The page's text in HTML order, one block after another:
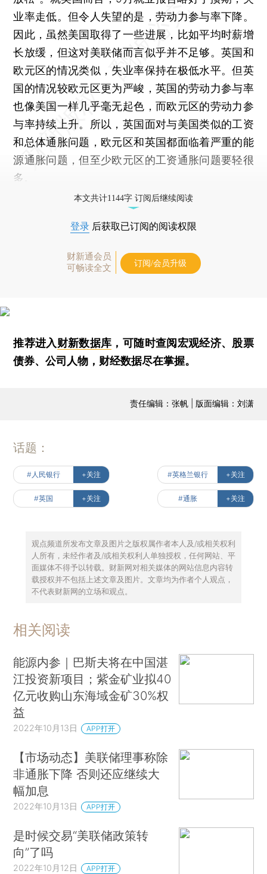
业率走低。但令人失望的是，劳动力参与率下降。
因此，虽然美国取得了一些进展，比如平均时薪增
长放缓，但这对美联储而言似乎并不足够。英国和
欧元区的情况类似，失业率保持在极低水平。但英
国的情况较欧元区更为严峻，英国的劳动力参与率
也像美国一样几乎毫无起色，而欧元区的劳动力参
与率持续上升。所以，英国面对与美国类似的工资
和总体通胀问题，欧元区和英国都面临着严重的能
源通胀问题，但至少欧元区的工资通胀问题要轻很
多。
本文共计1144字 订阅后继续阅读
登录 后获取已订阅的阅读权限
财新通会员
可畅读全文
订阅/会员升级
推荐进入财新数据库 ，可随时查阅宏观经济、股票
债券、公司人物，财经数据尽在掌握。
责任编辑：张帆 | 版面编辑：刘潇
话题：
#人民银行 +关注 #英格兰银行 +关注
#英国 +关注 #通胀 +关注
观点频道所发布文章及图片之版权属作者本人及/或相关权利
人所有，未经作者及/或相关权利人单独授权，任何网站、平
面媒体不得予以转载。财新网对相关媒体的网站信息内容转
载授权并不包括上述文章及图片。文章均为作者个人观点，
不代表财新网的立场和观点。
相关阅读
能源内参｜巴斯夫将在中国湛
江投资新项目；紫金矿业拟40
亿元收购山东海域金矿30%权
益
2022年10月13日 APP打开
【市场动态】美联储理事称除
非通胀下降 否则还应继续大
幅加息
2022年10月13日 APP打开
是时候交易“美联储政策转
向”了吗
2022年10月12日 APP打开